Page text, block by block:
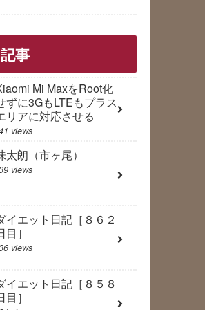
事
Mi MaxをRoot化
ずに3GもLTEもプラス
リアに対応させる
views
太朗（市ヶ尾）
views
イエット日記［８６２
目］
views
イエット日記［８５８
目］